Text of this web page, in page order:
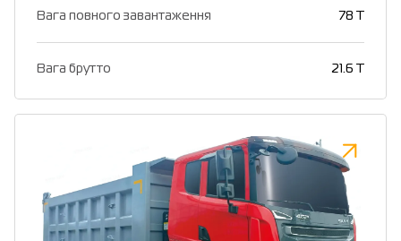
Вага повного завантаження 78 T
Вага брутто 21.6 T